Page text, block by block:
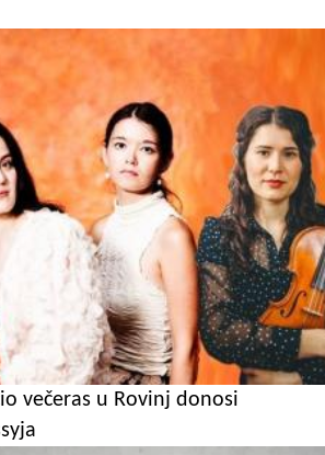
večeras u Rovinj donosi